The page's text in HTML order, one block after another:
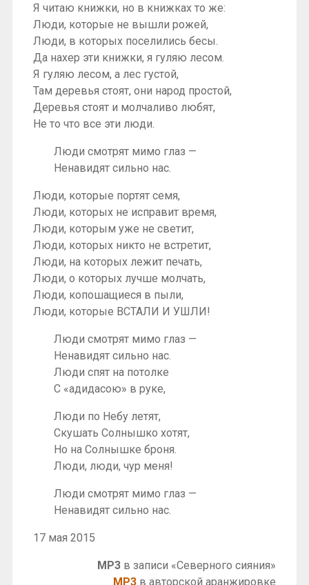
Я читаю книжки, но в книжках то же:
Люди, которые не вышли рожей,
Люди, в которых поселились бесы.
Да нахер эти книжки, я гуляю лесом.
Я гуляю лесом, а лес густой,
Там деревья стоят, они народ простой,
Деревья стоят и молчаливо любят,
Не то что все эти люди.
Люди смотрят мимо глаз —
Ненавидят сильно нас.
Люди, которые портят семя,
Люди, которых не исправит время,
Люди, которым уже не светит,
Люди, которых никто не встретит,
Люди, на которых лежит печать,
Люди, о которых лучше молчать,
Люди, копошащиеся в пыли,
Люди, которые ВСТАЛИ И УШЛИ!
Люди смотрят мимо глаз —
Ненавидят сильно нас.
Люди спят на потолке
С «адидасою» в руке,
Люди по Небу летят,
Скушать Солнышко хотят,
Но на Солнышке броня.
Люди, люди, чур меня!
Люди смотрят мимо глаз —
Ненавидят сильно нас.
17 мая 2015
MP3 в записи «Северного сияния»
MP3 в авторской аранжировке